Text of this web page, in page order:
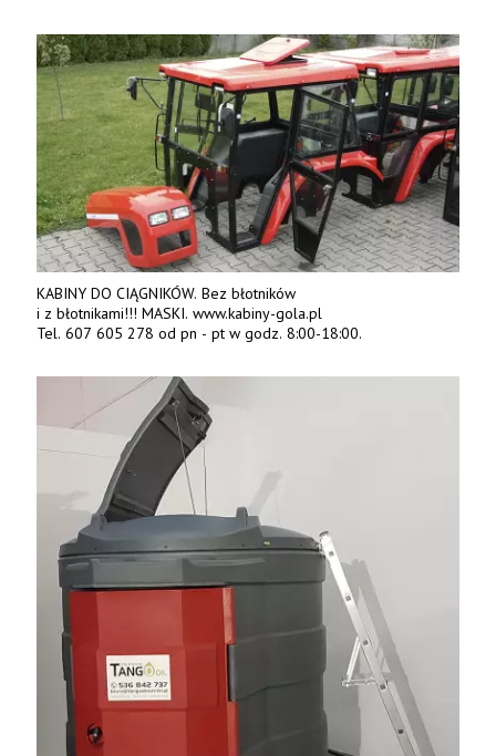
KABINY DO CIĄGNIKÓW. Bez błotników
i z błotnikami!!! MASKI. www.kabiny-gola.pl
Tel. 607 605 278 od pn - pt w godz. 8:00-18:00.